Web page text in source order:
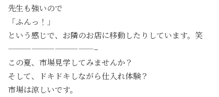
先生も強いので
「ふんっ！」
という感じで、お隣のお店に移動したりしています。笑
———————————–
この夏、市場見学してみませんか？
そして、ドキドキしながら仕入れ体験？
市場は涼しいです。